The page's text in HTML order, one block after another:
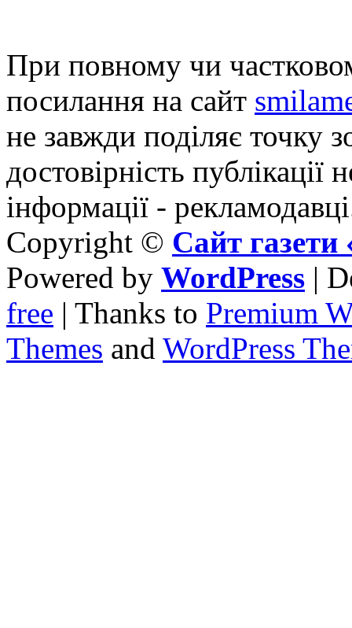
При повному чи
посилання на сайт
не завжди поділяє точку
достовірність публікації
інформації -
Copyright © Сайт
Powered by WordPress |
free | Thanks to Premium
Themes and WordPress